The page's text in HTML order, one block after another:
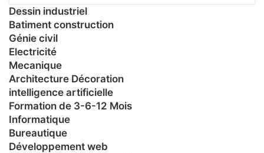
Dessin industriel
Batiment construction
Génie civil
Electricité
Mecanique
Architecture Décoration
intelligence artificielle
Formation de 3-6-12 Mois
Informatique
Bureautique
Développement web